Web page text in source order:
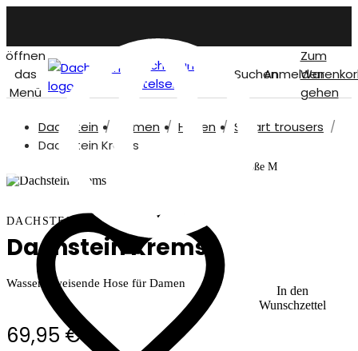
öffnen
das
Menü
Dachstein
titelseite
SuchenAnmelden
Zum
gehen
Dachstein Damen Hosen
Smart trousers
Dachstein Krems
In den
Wunschzettel
Unser Model ist 170 cm und trägt Größe M
DACHSTEIN
Dachstein Krems
Wasserabweisende Hose für Damen
69,95 €